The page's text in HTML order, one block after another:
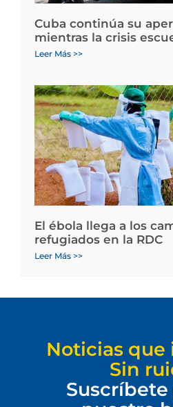
Cuba continúa su
mientras la crisis
Leer Más >>
El ébola llega a los
refugiados en la RDC
Leer Más >>
Noticias que
Sin
Suscríbete